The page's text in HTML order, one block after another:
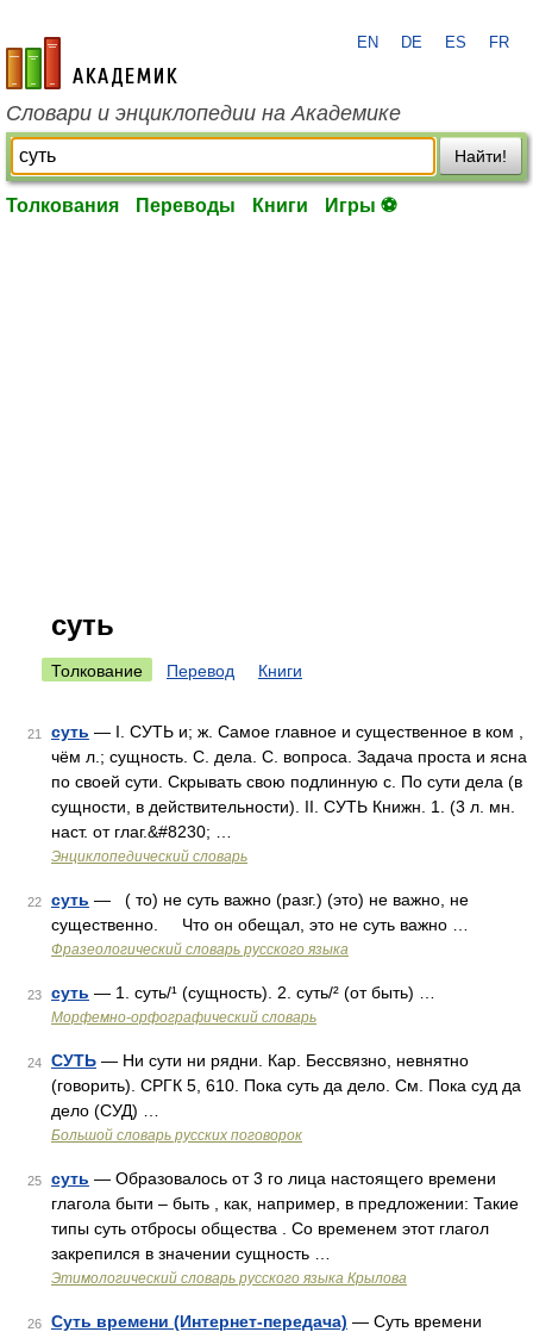
academic.ru
EN DE ES FR
Словари и энциклопедии на Академике
Найти!
Толкования Переводы Книги Игры ⚽
суть
Толкование Перевод Книги
21 суть — I. СУТЬ и; ж. Самое главное и существенное в ком ,
чём л.; сущность. С. дела. С. вопроса. Задача проста и ясна
по своей сути. Скрывать свою подлинную с. По сути дела (в
сущности, в действительности). II. СУТЬ Книжн. 1. (3 л. мн.
наст. от глаг.&#8230; …
Энциклопедический словарь
22 суть — ( то) не суть важно (разг.) (это) не важно, не
существенно. Что он обещал, это не суть важно …
Фразеологический словарь русского языка
23 суть — 1. суть/¹ (сущность). 2. суть/² (от быть) …
Морфемно-орфографический словарь
24 СУТЬ — Ни сути ни рядни. Кар. Бессвязно, невнятно
(говорить). СРГК 5, 610. Пока суть да дело. См. Пока суд да
дело (СУД) …
Большой словарь русских поговорок
25 суть — Образовалось от 3 го лица настоящего времени
глагола быти – быть , как, например, в предложении: Такие
типы суть отбросы общества . Со временем этот глагол
закрепился в значении сущность …
Этимологический словарь русского языка Крылова
26 Суть времени (Интернет-передача) — Суть времени